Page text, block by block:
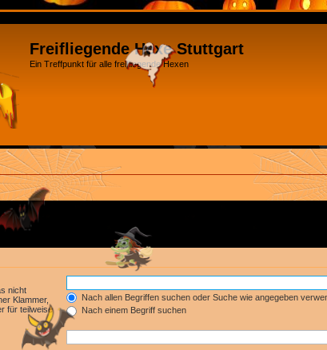
Freifliegende Hexe Stuttgart
Ein Treffpunkt für alle freifliegende Hexen
nicht
Klammer,
für teilweise
Nach allen Begriffen suchen oder Suche wie angegeben
Nach einem Begriff suchen